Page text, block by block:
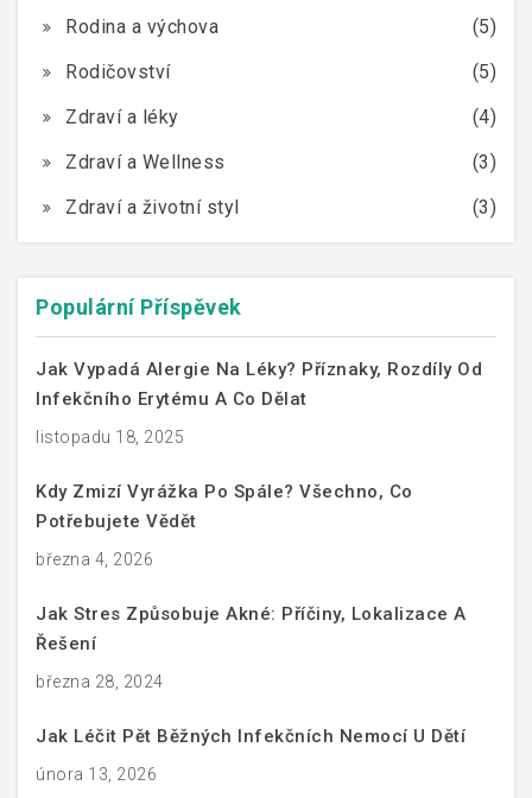
Rodina a výchova
(5)
Rodičovství
(5)
Zdraví a léky
(4)
Zdraví a Wellness
(3)
Zdraví a životní styl
(3)
Populární Příspěvek
Jak Vypadá Alergie Na Léky? Příznaky, Rozdíly Od
Infekčního Erytému A Co Dělat
listopadu 18, 2025
Kdy Zmizí Vyrážka Po Spále? Všechno, Co
Potřebujete Vědět
března 4, 2026
Jak Stres Způsobuje Akné: Příčiny, Lokalizace A
Řešení
března 28, 2024
Jak Léčit Pět Běžných Infekčních Nemocí U Dětí
února 13, 2026